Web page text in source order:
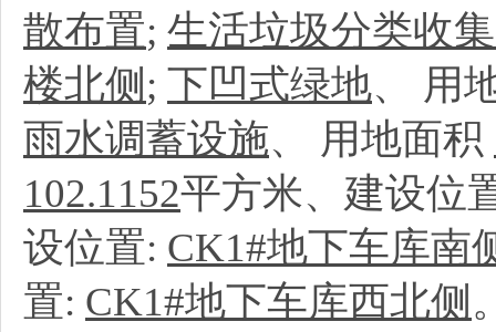
散布置; 生活垃圾分类收
楼北侧 ; 下凹式绿地、 用
雨水调蓄设施、 用地面积
102.1152平方米、建设位
设位置: CK1#地下车库南
置: CK1#地下车库西北侧